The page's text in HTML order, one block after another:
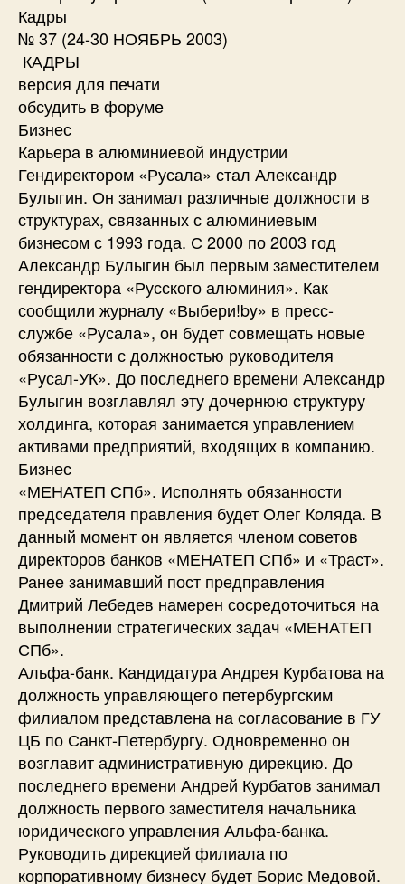
Кадры
№ 37 (24-30 НОЯБРЬ 2003)
КАДРЫ
версия для печати
обсудить в форуме
Бизнес
Карьера в алюминиевой индустрии
Гендиректором «Русала» стал Александр
Булыгин. Он занимал различные должности в
структурах, связанных с алюминиевым
бизнесом с 1993 года. С 2000 по 2003 год
Александр Булыгин был первым заместителем
гендиректора «Русского алюминия». Как
сообщили журналу «Выбери!by» в пресс-
службе «Русала», он будет совмещать новые
обязанности с должностью руководителя
«Русал-УК». До последнего времени Александр
Булыгин возглавлял эту дочернюю структуру
холдинга, которая занимается управлением
активами предприятий, входящих в компанию.
Бизнес
«МЕНАТЕП СПб». Исполнять обязанности
председателя правления будет Олег Коляда. В
данный момент он является членом советов
директоров банков «МЕНАТЕП СПб» и «Траст».
Ранее занимавший пост предправления
Дмитрий Лебедев намерен сосредоточиться на
выполнении стратегических задач «МЕНАТЕП
СПб».
Альфа-банк. Кандидатура Андрея Курбатова на
должность управляющего петербургским
филиалом представлена на согласование в ГУ
ЦБ по Санкт-Петербургу. Одновременно он
возглавит административную дирекцию. До
последнего времени Андрей Курбатов занимал
должность первого заместителя начальника
юридического управления Альфа-банка.
Руководить дирекцией филиала по
корпоративному бизнесу будет Борис Медовой.